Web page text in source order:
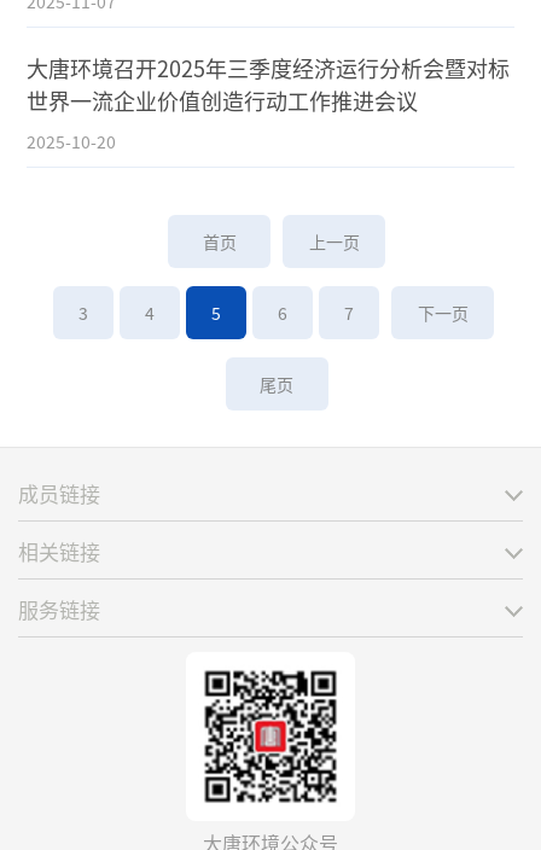
大唐环境召开2025年三季度经济运行分析会暨对标
世界一流企业价值创造行动工作推进会议
2025-10-20
首页 上一页
3 4 5 6 7 下一页
尾页
大唐环境公众号
成员链接
相关链接
服务链接